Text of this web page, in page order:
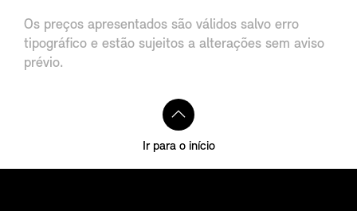
Os preços apresentados são válidos salvo erro
tipográfico e estão sujeitos a alterações sem aviso
prévio.
Ir para o início